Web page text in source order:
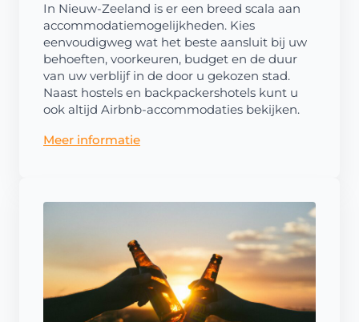
In Nieuw-Zeeland is er een breed scala aan
accommodatiemogelijkheden. Kies
eenvoudigweg wat het beste aansluit bij uw
behoeften, voorkeuren, budget en de duur
van uw verblijf in de door u gekozen stad.
Naast hostels en backpackershotels kunt u
ook altijd Airbnb-accommodaties bekijken.
Meer informatie